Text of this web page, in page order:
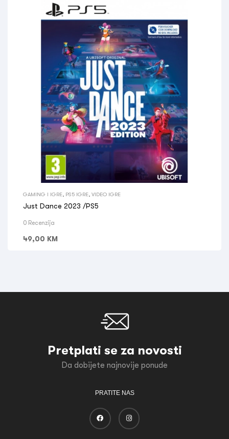
GAMING I IGRE PS5 IGRE VIDEO IGRE
Just Dance 2023 /PS5
0 Recenzija
49,00 KM
Pretplati se za novosti
Da dobijete najnovije ponude
PRATITE NAS